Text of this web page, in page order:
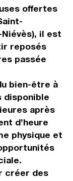
offertes
il est
reposés
passée
bien-être à
disponible
après
d’heure
physique et
créer des